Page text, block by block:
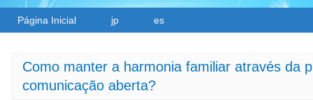
Página Inicial jp es
Como manter a harmonia familiar através da
comunicação aberta?